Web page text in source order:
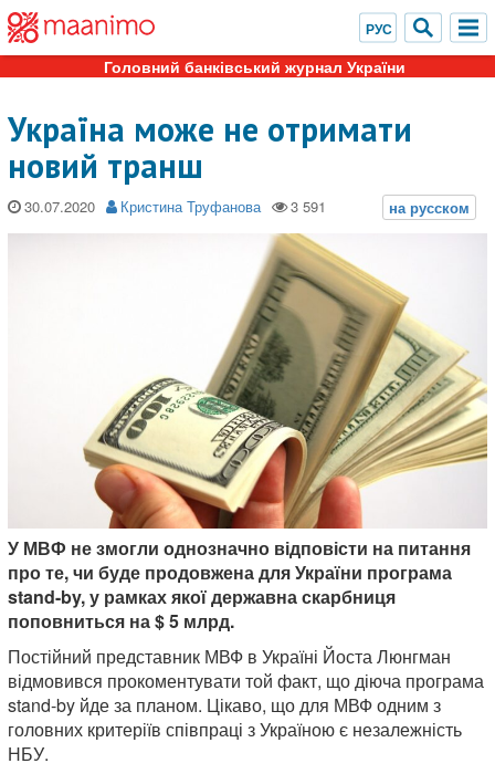
Головний банківський журнал України
Україна може не отримати
новий транш
30.07.2020 Кристина Труфанова
У МВФ не змогли однозначно відповісти на питання
про те, чи буде продовжена для України програма
stand-by, у рамках якої державна скарбниця
поповниться на $ 5 млрд.
Постійний представник МВФ в Україні Йоста Люнгман
відмовився прокоментувати той факт, що діюча програма
stand-by йде за планом. Цікаво, що для МВФ одним з
головних критеріїв співпраці з Україною є незалежність
НБУ.